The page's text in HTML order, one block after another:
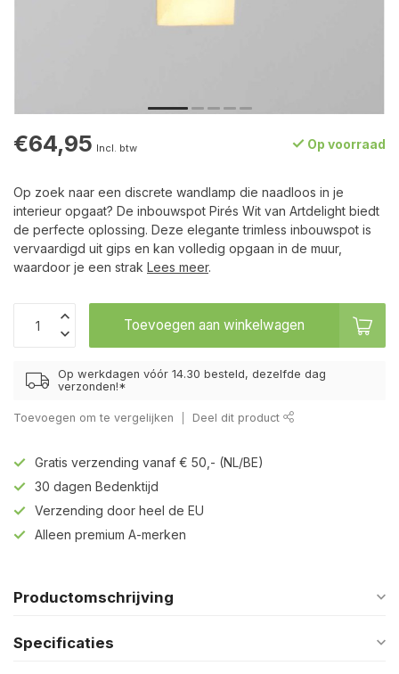
€64,95 Incl. btw Op voorraad
Op zoek naar een discrete wandlamp die naadloos in je
interieur opgaat? De inbouwspot Pirés Wit van Artdelight biedt
de perfecte oplossing. Deze elegante trimless inbouwspot is
vervaardigd uit gips en kan volledig opgaan in de muur,
waardoor je een strak Lees meer.
Toevoegen aan winkelwagen
Op werkdagen vóór 14.30 besteld, dezelfde dag
verzonden!*
Toevoegen om te vergelijken Deel dit product
Gratis verzending vanaf € 50,- (NL/BE)
30 dagen Bedenktijd
Verzending door heel de EU
Alleen premium A-merken
Productomschrijving
Specificaties